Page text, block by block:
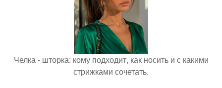
Челка - шторка: кому подходит, как носить и с какими
стрижками сочетать.